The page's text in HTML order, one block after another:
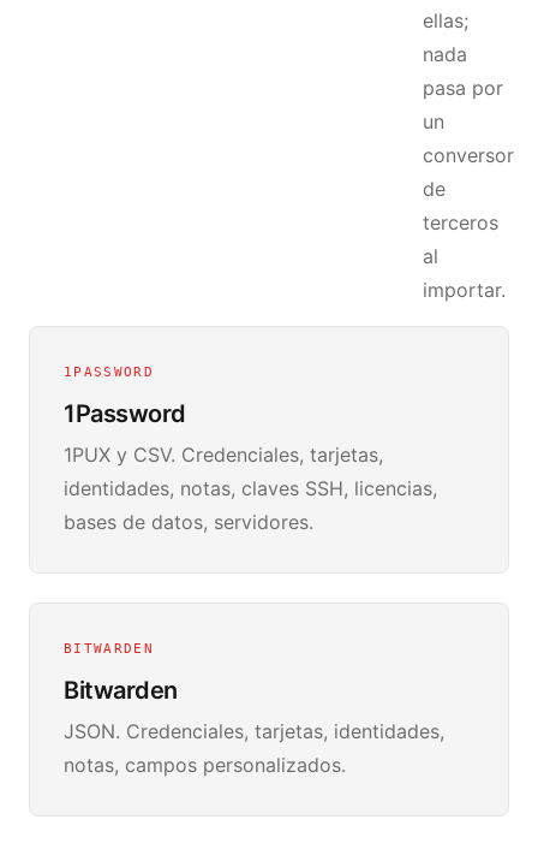
ellas;
nada
pasa por
un
conversor
de
terceros
al
importar.
1PASSWORD
1Password
1PUX y CSV. Credenciales, tarjetas,
identidades, notas, claves SSH, licencias,
bases de datos, servidores.
BITWARDEN
Bitwarden
JSON. Credenciales, tarjetas, identidades,
notas, campos personalizados.